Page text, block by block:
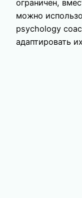
ограничен,
можно
psychology
адаптировать